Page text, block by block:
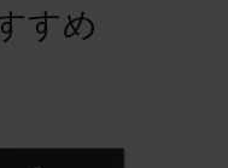
すめ